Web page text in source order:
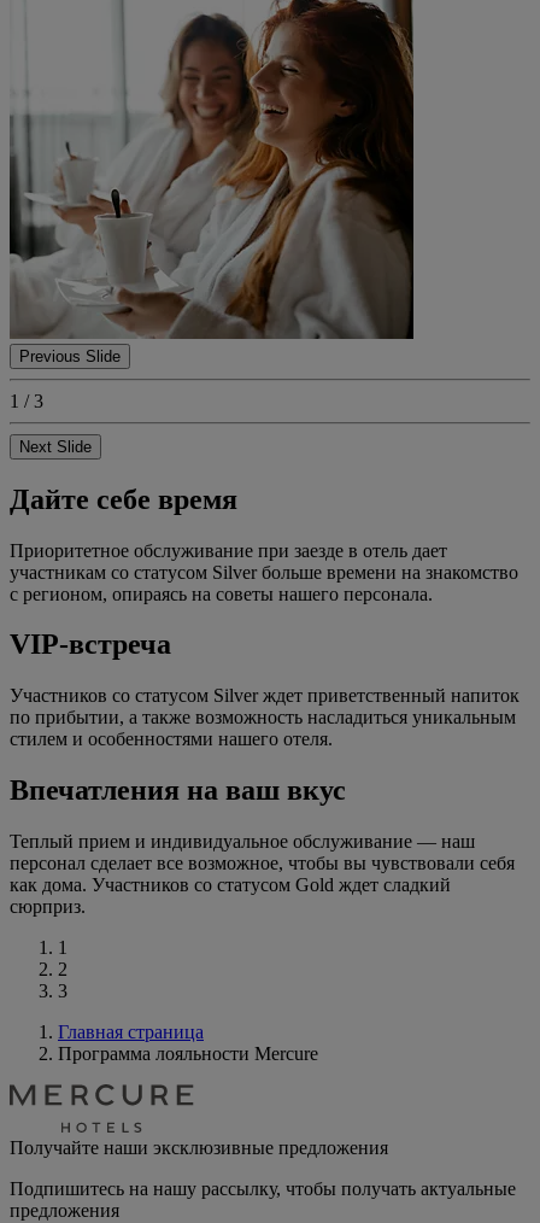
Previous Slide
1 / 3
Next Slide
Дайте себе время
Приоритетное обслуживание при заезде в отель дает
участникам со статусом Silver больше времени на знакомство
с регионом, опираясь на советы нашего персонала.
VIP-встреча
Участников со статусом Silver ждет приветственный напиток
по прибытии, а также возможность насладиться уникальным
стилем и особенностями нашего отеля.
Впечатления на ваш вкус
Теплый прием и индивидуальное обслуживание — наш
персонал сделает все возможное, чтобы вы чувствовали себя
как дома. Участников со статусом Gold ждет сладкий
сюрприз.
1
2
3
Главная страница
Программа лояльности Mercure
Получайте наши эксклюзивные предложения
Подпишитесь на нашу рассылку, чтобы получать актуальные
предложения